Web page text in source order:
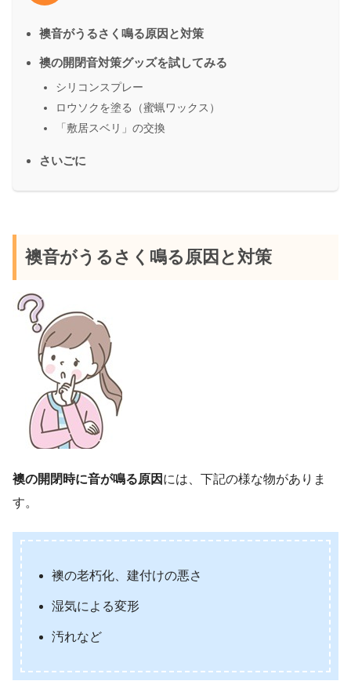
襖音がうるさく鳴る原因と対策
襖の開閉音対策グッズを試してみる
シリコンスプレー
ロウソクを塗る（蜜蝋ワックス）
「敷居スベリ」の交換
さいごに
襖音がうるさく鳴る原因と対策
襖の開閉時に音が鳴る原因 には、下記の様な物がありま
す。
襖の老朽化、建付けの悪さ
湿気による変形
汚れなど